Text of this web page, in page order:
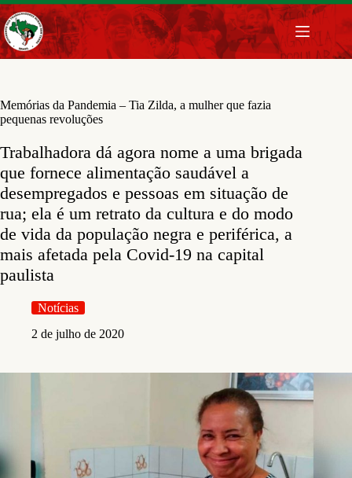
Pular
para
o
conteúdo
Memórias da Pandemia – Tia Zilda, a mulher que fazia
pequenas revoluções
Trabalhadora dá agora nome a uma brigada
que fornece alimentação saudável a
desempregados e pessoas em situação de
rua; ela é um retrato da cultura e do modo
de vida da população negra e periférica, a
mais afetada pela Covid-19 na capital
paulista
Notícias
2 de julho de 2020